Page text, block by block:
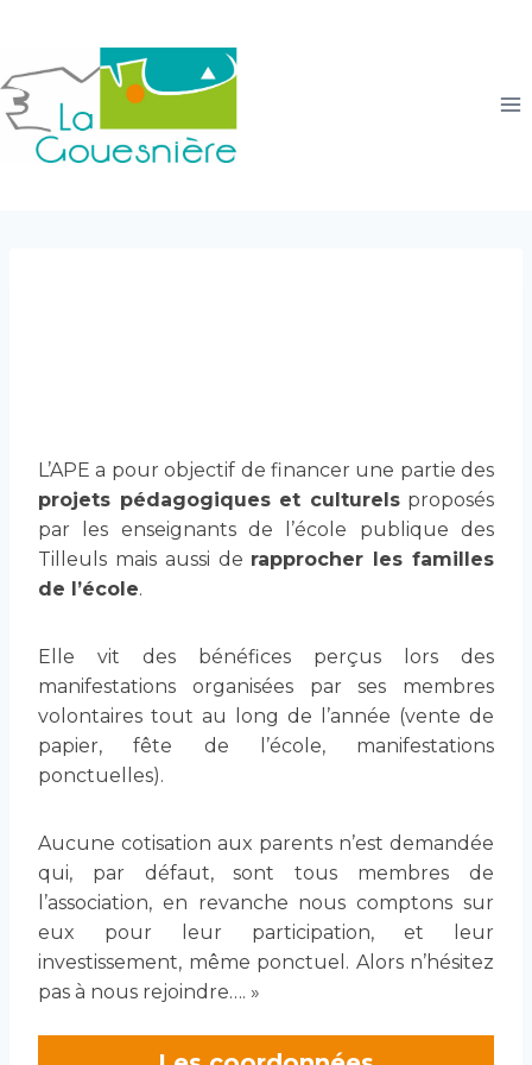
contenu
L’APE a pour objectif de financer une partie des
projets pédagogiques et culturelsproposés
par les enseignants de l’école publique des
Tilleuls mais aussi de rapprocher les familles
de l’école.
Elle vit des bénéfices perçus lors des
manifestations organisées par ses membres
volontaires tout au long de l’année (vente de
papier, fête de l’école, manifestations
ponctuelles).
Aucune cotisation aux parents n’est demandée
qui, par défaut, sont tous membres de
l’association, en revanche nous comptons sur
eux pour leur participation, et leur
investissement, même ponctuel. Alors n’hésitez
pas à nous rejoindre…. »